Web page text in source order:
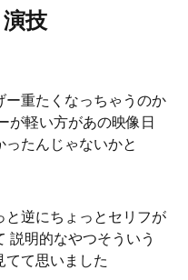
技
重たくなっちゃうのか
が軽い方があの映像日
たんじゃないかと
と逆にちょっとセリフが
説明的なやつそういう
てて思いました